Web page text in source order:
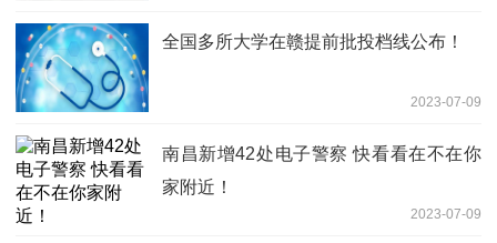
全国多所大学在赣提前批投档线公布！
2023-07-09
南昌新增42处电子警察 快看看在不在你
家附近！
2023-07-09